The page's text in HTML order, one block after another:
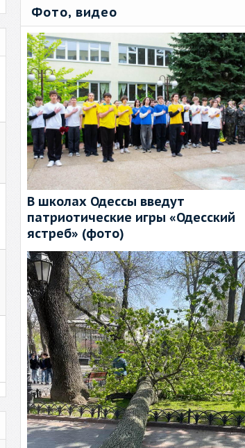
Фото, видео
В школах Одессы введут
патриотические игры «Одесский
ястреб» (фото)